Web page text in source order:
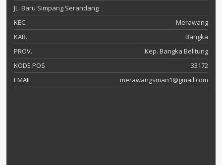
JL. Baru Simpang Serandang
KEC.
Merawang
KAB.
Bangka
PROV.
Kep. Bangka Belitung
KODE POS
33172
EMAIL
merawangsman1@gmail.com